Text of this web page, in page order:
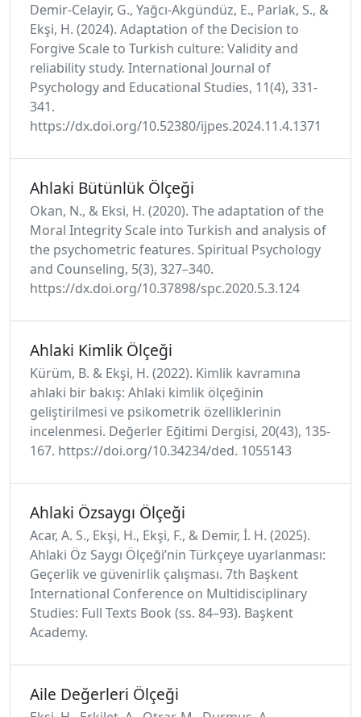
Demir-Celayir, G., Yağcı-Akgündüz, E., Parlak, S., &
Ekşi, H. (2024). Adaptation of the Decision to
Forgive Scale to Turkish culture: Validity and
reliability study. International Journal of
Psychology and Educational Studies, 11(4), 331-
341.
https://dx.doi.org/10.52380/ijpes.2024.11.4.1371
Ahlaki Bütünlük Ölçeği
Okan, N., & Eksi, H. (2020). The adaptation of the
Moral Integrity Scale into Turkish and analysis of
the psychometric features. Spiritual Psychology
and Counseling, 5(3), 327–340.
https://dx.doi.org/10.37898/spc.2020.5.3.124
Ahlaki Kimlik Ölçeği
Kürüm, B. & Ekşi, H. (2022). Kimlik kavramına
ahlaki bir bakış: Ahlaki kimlik ölçeğinin
geliştirilmesi ve psikometrik özelliklerinin
incelenmesi. Değerler Eğitimi Dergisi, 20(43), 135-
167. https://doi.org/10.34234/ded. 1055143
Ahlaki Özsaygı Ölçeği
Acar, A. S., Ekşi, H., Ekşi, F., & Demir, İ. H. (2025).
Ahlaki Öz Saygı Ölçeği’nin Türkçeye uyarlanması:
Geçerlik ve güvenirlik çalışması. 7th Başkent
International Conference on Multidisciplinary
Studies: Full Texts Book (ss. 84–93). Başkent
Academy.
Aile Değerleri Ölçeği